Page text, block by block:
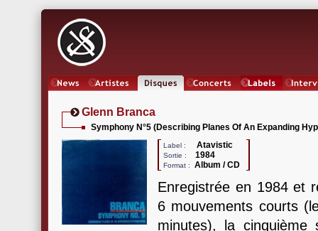
Glenn Branca
Symphony N°5 (Describing Planes Of An Expanding
Label : Atavistic
Sortie : 1984
Format : Album / CD
Enregistrée en 1984 et
6 mouvements courts
minutes), la